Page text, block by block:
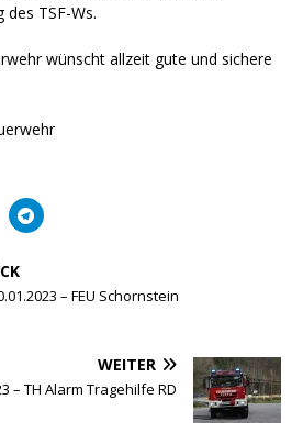
TSF-Ws.
wünscht allzeit gute und sichere
– FEU Schornstein
WEITER
– TH Alarm Tragehilfe RD